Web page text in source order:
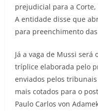
prejudicial para a
A entidade disse que
para preenchimento das
Já a vaga de Mussi
tríplice elaborada pelo
enviados pelos
mais cotados para o
Paulo Carlos von